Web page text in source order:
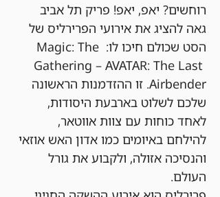
רוחשים? יאפ, יאפ! פריק תל אביב
גאה להציג את אירועי הפרירליס של
הסט שכולם חיכו לו: Magic: The
Gathering – AVATAR: The Last
Airbender. זו ההזדמנות הראשונה
שלכם לשלוט בארבעת היסודות,
לאחד כוחות עם צוות אווטאר,
להילחם באיומים כמו אדון האש אוזאי
והנסיכה אזולה, ולקבוע את גורל
העולם.